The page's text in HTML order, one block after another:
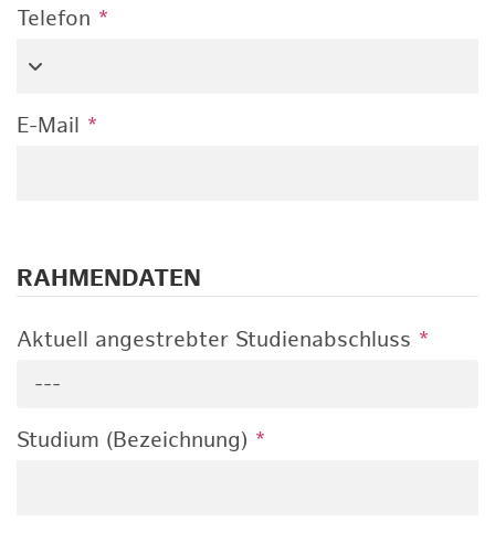
Telefon *
E-Mail *
RAHMENDATEN
Aktuell angestrebter Studienabschluss *
---
Studium (Bezeichnung) *